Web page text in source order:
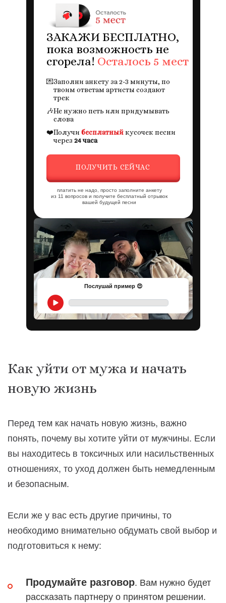
Послушай пример 😍
ЗАКАЖИ БЕСПЛАТНО,
пока возможность не
сгорела! Осталось 5 мест
💌Заполни анкету за 2-3 минуты, по
твоим ответам артисты создают
трек
🎶Не нужно петь или придумывать
слова
❤️Получи бесплатныйкусочек песни
через 24 часа
ПОЛУЧИТЬ СЕЙЧАС
платить не надо, просто заполните анкету
из 11 вопросов и получите бесплатный отрывок
вашей будущей песни
Как уйти от мужа и начать
новую жизнь
Перед тем как начать новую жизнь, важно
понять, почему вы хотите уйти от мужчины. Если
вы находитесь в токсичных или насильственных
отношениях, то уход должен быть немедленным
и безопасным.
Если же у вас есть другие причины, то
необходимо внимательно обдумать свой выбор и
подготовиться к нему:
Продумайте разговор. Вам нужно будет
рассказать партнеру о принятом решении.